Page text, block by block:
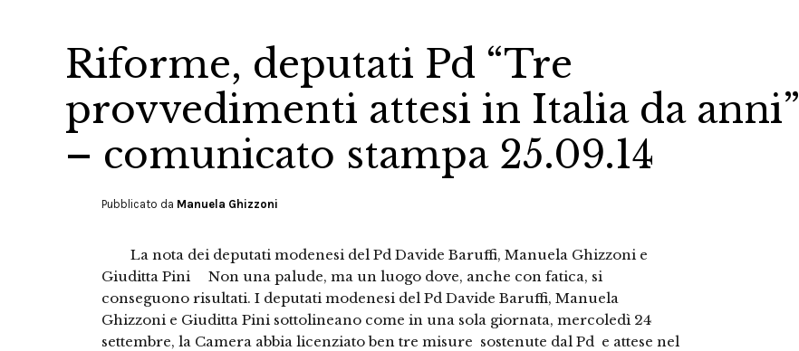
Riforme, deputati Pd “Tre
provvedimenti attesi in Italia da anni”
– comunicato stampa 25.09.14
Pubblicato da Manuela Ghizzoni
La nota dei deputati modenesi del Pd Davide Baruffi, Manuela Ghizzoni e
Giuditta Pini Non una palude, ma un luogo dove, anche con fatica, si
conseguono risultati. I deputati modenesi del Pd Davide Baruffi, Manuela
Ghizzoni e Giuditta Pini sottolineano come in una sola giornata, mercoledì 24
settembre, la Camera abbia licenziato ben tre misure sostenute dal Pd e attese nel